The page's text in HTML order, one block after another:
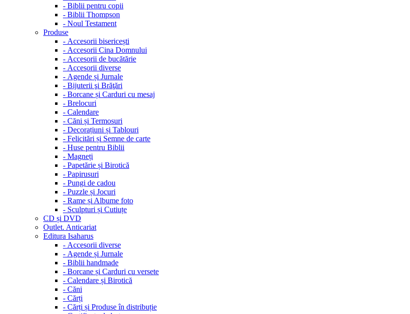
- Biblii pentru copii
- Biblii Thompson
- Noul Testament
Produse
- Accesorii bisericești
- Accesorii Cina Domnului
- Accesorii de bucătărie
- Accesorii diverse
- Agende și Jurnale
- Bijuterii şi Brăţări
- Borcane și Carduri cu mesaj
- Brelocuri
- Calendare
- Căni și Termosuri
- Decorațiuni și Tablouri
- Felicitări și Semne de carte
- Huse pentru Biblii
- Magneți
- Papetărie și Birotică
- Papirusuri
- Pungi de cadou
- Puzzle și Jocuri
- Rame și Albume foto
- Sculpturi și Cutiuțe
CD și DVD
Outlet. Anticariat
Editura Isaharus
- Accesorii diverse
- Agende și Jurnale
- Biblii handmade
- Borcane și Carduri cu versete
- Calendare și Birotică
- Căni
- Cărți
- Cărți și Produse în distribuție